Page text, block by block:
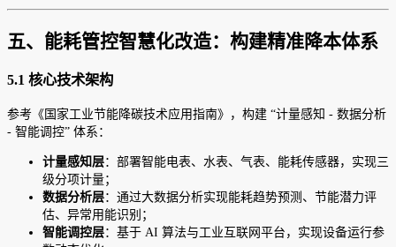
五、能耗管控智慧化改造：构建精准降本体系
5.1 核心技术架构
参考《国家工业节能降碳技术应用指南》，构建 “计量感知 - 数据分析
- 智能调控” 体系：
计量感知层：部署智能电表、水表、气表、能耗传感器，实现三
级分项计量；
数据分析层：通过大数据分析实现能耗趋势预测、节能潜力评
估、异常用能识别；
智能调控层：基于 AI 算法与工业互联网平台，实现设备运行参